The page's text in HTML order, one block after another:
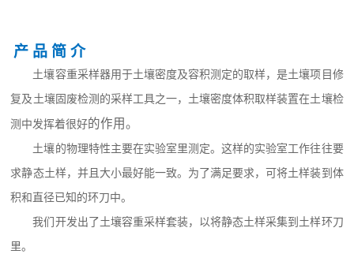
产 品 简 介
土壤容重采样器用于土壤密度及容积测定的取样，是土壤项目修
复及土壤固废检测的采样工具之一，土壤密度体积取样装置在土壤检
测中发挥着很好的作用。
土壤的物理特性主要在实验室里测定。这样的实验室工作往往要
求静态土样，并且大小最好能一致。为了满足要求，可将土样装到体
积和直径已知的环刀中。
我们开发出了 土壤容重采样套装，以将静态土样采集到土样环刀
里。